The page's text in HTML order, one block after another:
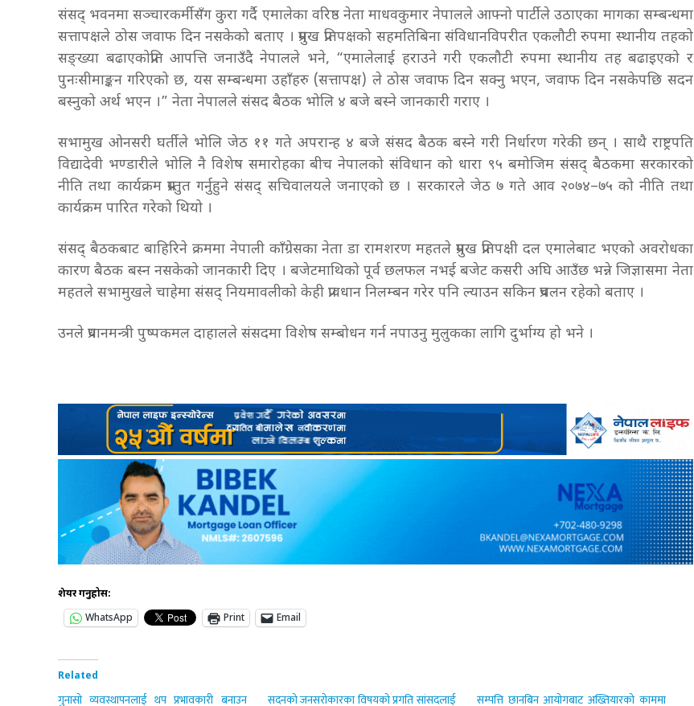
संसद् भवनमा सञ्चारकर्मीसँग कुरा गर्दै एमालेका वरिष्ठ नेता माधवकुमार नेपालले आफ्नो पार्टीले उठाएका मागका सम्बन्धमा
सत्तापक्षले ठोस जवाफ दिन नसकेको बताए । प्रमुख प्रतिपक्षको सहमतिबिना संविधानविपरीत एकलौटी रुपमा स्थानीय तहको
सङ्ख्या बढाएकोप्रति आपत्ति जनाउँदै नेपालले भने, “एमालेलाई हराउने गरी एकलौटी रुपमा स्थानीय तह बढाइएको र
पुनःसीमाङ्कन गरिएको छ, यस सम्बन्धमा उहाँहरु (सत्तापक्ष) ले ठोस जवाफ दिन सक्नु भएन, जवाफ दिन नसकेपछि सदन
बस्नुको अर्थ भएन ।” नेता नेपालले संसद बैठक भोलि ४ बजे बस्ने जानकारी गराए ।
सभामुख ओनसरी घर्तीले भोलि जेठ ११ गते अपरान्ह ४ बजे संसद बैठक बस्ने गरी निर्धारण गरेकी छन् । साथै राष्ट्रपति
विद्यादेवी भण्डारीले भोलि नै विशेष समारोहका बीच नेपालको संविधान को धारा ९५ बमोजिम संसद् बैठकमा सरकारको
नीति तथा कार्यक्रम प्रस्तुत गर्नुहुने संसद् सचिवालयले जनाएको छ । सरकारले जेठ ७ गते आव २०७४–७५ को नीति तथा
कार्यक्रम पारित गरेको थियो ।
संसद् बैठकबाट बाहिरिने क्रममा नेपाली काँग्रेसका नेता डा रामशरण महतले प्रमुख प्रतिपक्षी दल एमालेबाट भएको अवरोधका
कारण बैठक बस्न नसकेको जानकारी दिए । बजेटमाथिको पूर्व छलफल नभई बजेट कसरी अघि आउँछ भन्ने जिज्ञासमा नेता
महतले सभामुखले चाहेमा संसद् नियमावलीको केही प्रावधान निलम्बन गरेर पनि ल्याउन सकिन प्रचलन रहेको बताए ।
उनले प्रधानमन्त्री पुष्पकमल दाहालले संसदमा विशेष सम्बोधन गर्न नपाउनु मुलुकका लागि दुर्भाग्य हो भने ।
शेयर गर्नुहोस:
WhatsApp
Print Email
Related
गुनासो व्यवस्थापनलाई थप प्रभावकारी बनाउन सदनको जनसरोकारका विषयको प्रगति सांसदलाई सम्पत्ति छानबिन आयोगबाट अख्तियारको काममा